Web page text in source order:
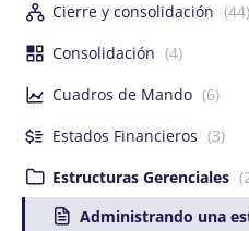
Cierre y consolidación (44)
Consolidación (4)
Cuadros de Mando (6)
Estados Financieros (3)
Estructuras Gerenciales
Administrando una